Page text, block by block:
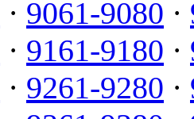
· 9061-9080 ·
· 9161-9180 ·
· 9261-9280 ·